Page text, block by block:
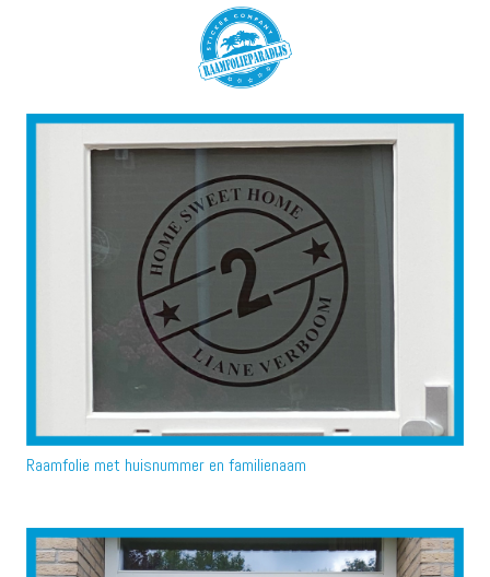
Raamfolie met huisnummer en familienaam